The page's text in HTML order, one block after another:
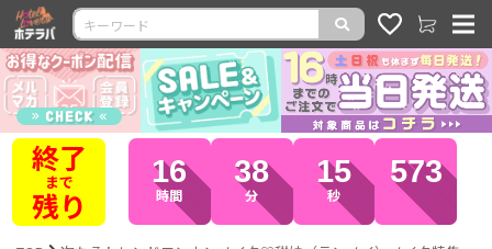
全品
ポイント
10倍
16
時間
38
分
12
秒
219